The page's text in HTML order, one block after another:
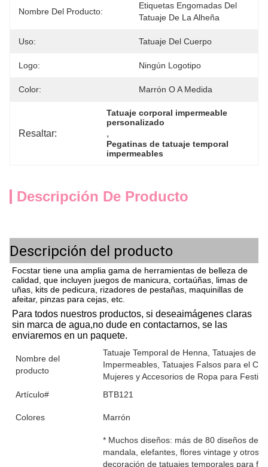
Nombre Del Producto:
Etiquetas Engomadas Del
Tatuaje De La Alheña
Uso: Tatuaje Del Cuerpo
Logo: Ningún Logotipo
Color: Marrón O A Medida
Resaltar:
Tatuaje corporal impermeable
personalizado
,
Pegatinas de tatuaje temporal
impermeables
Descripción De Producto
Descripción del producto
Focstar tiene una amplia gama de herramientas de belleza de
calidad, que incluyen juegos de manicura, cortaúñas, limas de
uñas, kits de pedicura, rizadores de pestañas, maquinillas de
afeitar, pinzas para cejas, etc.
Para todos nuestros productos, si deseaimágenes claras
sin marca de agua,no dude en contactarnos, se las
enviaremos en un paquete.
Nombre del
producto
Tatuaje Temporal de Henna, Tatuajes de
Impermeables, Tatuajes Falsos para el
Mujeres y Accesorios de Ropa para
Artículo#
BTB121
Colores Marrón
* Muchos diseños: más de 80 diseños de
mandala, elefantes, flores vintage y otros
decoración de tatuajes temporales para